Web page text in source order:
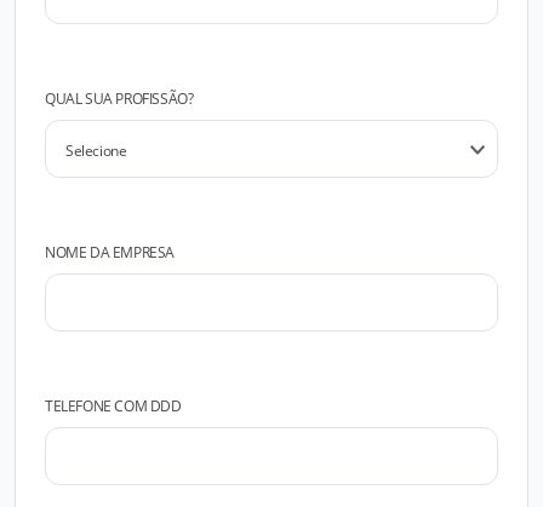
QUAL SUA PROFISSÃO?
NOME DA EMPRESA
TELEFONE COM DDD